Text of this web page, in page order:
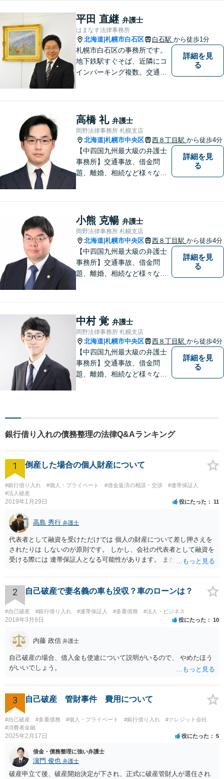
平田 直継 弁護士
はまなす法律事務所
北海道 札幌市白石区 白石駅 から徒歩1分
札幌市白石区の事務所です。
地下鉄駅すぐそば、近隣にコ
インパーキング複数。交通の
もアクセス良好。相続、交通
事故、離婚、債務整理など幅
広く対応する４０代の経験豊
富な弁護士です。
詳細を見
る
高橋 礼 弁護士
岡野法律事務所 札幌支店
北海道 札幌市中央区 西８丁目駅 から徒歩4分
【中四国九州最大級の弁護士
事務所】交通事故、借金問
題、離婚、相続など様々な問
い！
詳細を見
る
小熊 克暢 弁護士
岡野法律事務所 札幌支店
北海道 札幌市中央区 西８丁目駅 から徒歩4分
【中四国九州最大級の弁護士
事務所】交通事故、借金問
題、離婚、相続など様々な問
い！
詳細を見
る
中村 覚 弁護士
岡野法律事務所 札幌支店
北海道 札幌市中央区 西８丁目駅 から徒歩4分
【中四国九州最大級の弁護士
事務所】交通事故、借金問
題、離婚、相続など様々な問
い！
詳細を見
る
銀行借り入れの債務整理の法律Q&Aランキング
1 倒産した場合の個人財産について
#銀行借り入れ #個人・プライベート #借金返済の相談・交渉
#連帯保証人
#法人破産
2019年1月29日 役にたった 11
高島 秀行 弁護士
代表者として融資を受けただけでは 個人の財産について差し押さえを
されたりは しないのが原則です。 しかし、会社の代表者として融資を
受ける際には 連帯保証人となる可能性があります。 また、返済が厳し
があります。 個人の財産について責任を免れたいのであれば 連帯保証
人にもならず、 返済計画が確実であると言える場合のみ 融資を受ける
ことにする他ないと思います。
2 自己破産で妻名義の車も没収？車のローンは？
#自己破産 #銀行借り入れ #連帯保証人 #多重債務 #法人・ビジネス
2018年3月9日 役にたった 10
内藤 政信 弁護士
自己破産の場合、借入金も使途について説明がいるので、 やめたほう
がいいでしょう。
3 自己破産 管財事件 費用について
#自己破産 #多重債務 #個人・プライベート #銀行借り入れ
#クレジット会社
#消費者金融
2025年2月17日 役にたった 5
借金・債務整理に強い弁護士
濵門 俊也 弁護士
破産申立て後、破産開始決定が下され、正式に破産管財人が選任され